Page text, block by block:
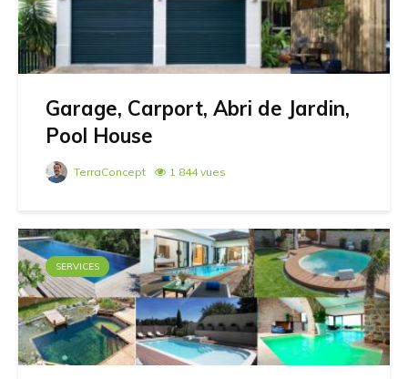
Garage, Carport, Abri de Jardin,
Pool House
TerraConcept 1 844 vues
SERVICES